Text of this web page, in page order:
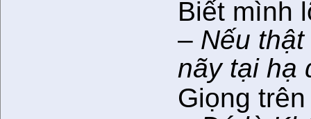
Biết mình
– Nếu
nãy tại hạ
Giọng